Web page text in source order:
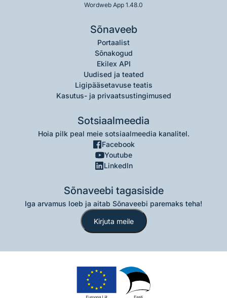
Wordweb App 1.48.0
Sõnaveeb
Portaalist
Sõnakogud
Ekilex API
Uudised ja teated
Ligipääsetavuse teatis
Kasutus- ja privaatsustingimused
Sotsiaalmeedia
Hoia pilk peal meie sotsiaalmeedia kanalitel.
Facebook
Youtube
LinkedIn
Sõnaveebi tagasiside
Iga arvamus loeb ja aitab Sõnaveebi paremaks teha!
Kirjuta meile